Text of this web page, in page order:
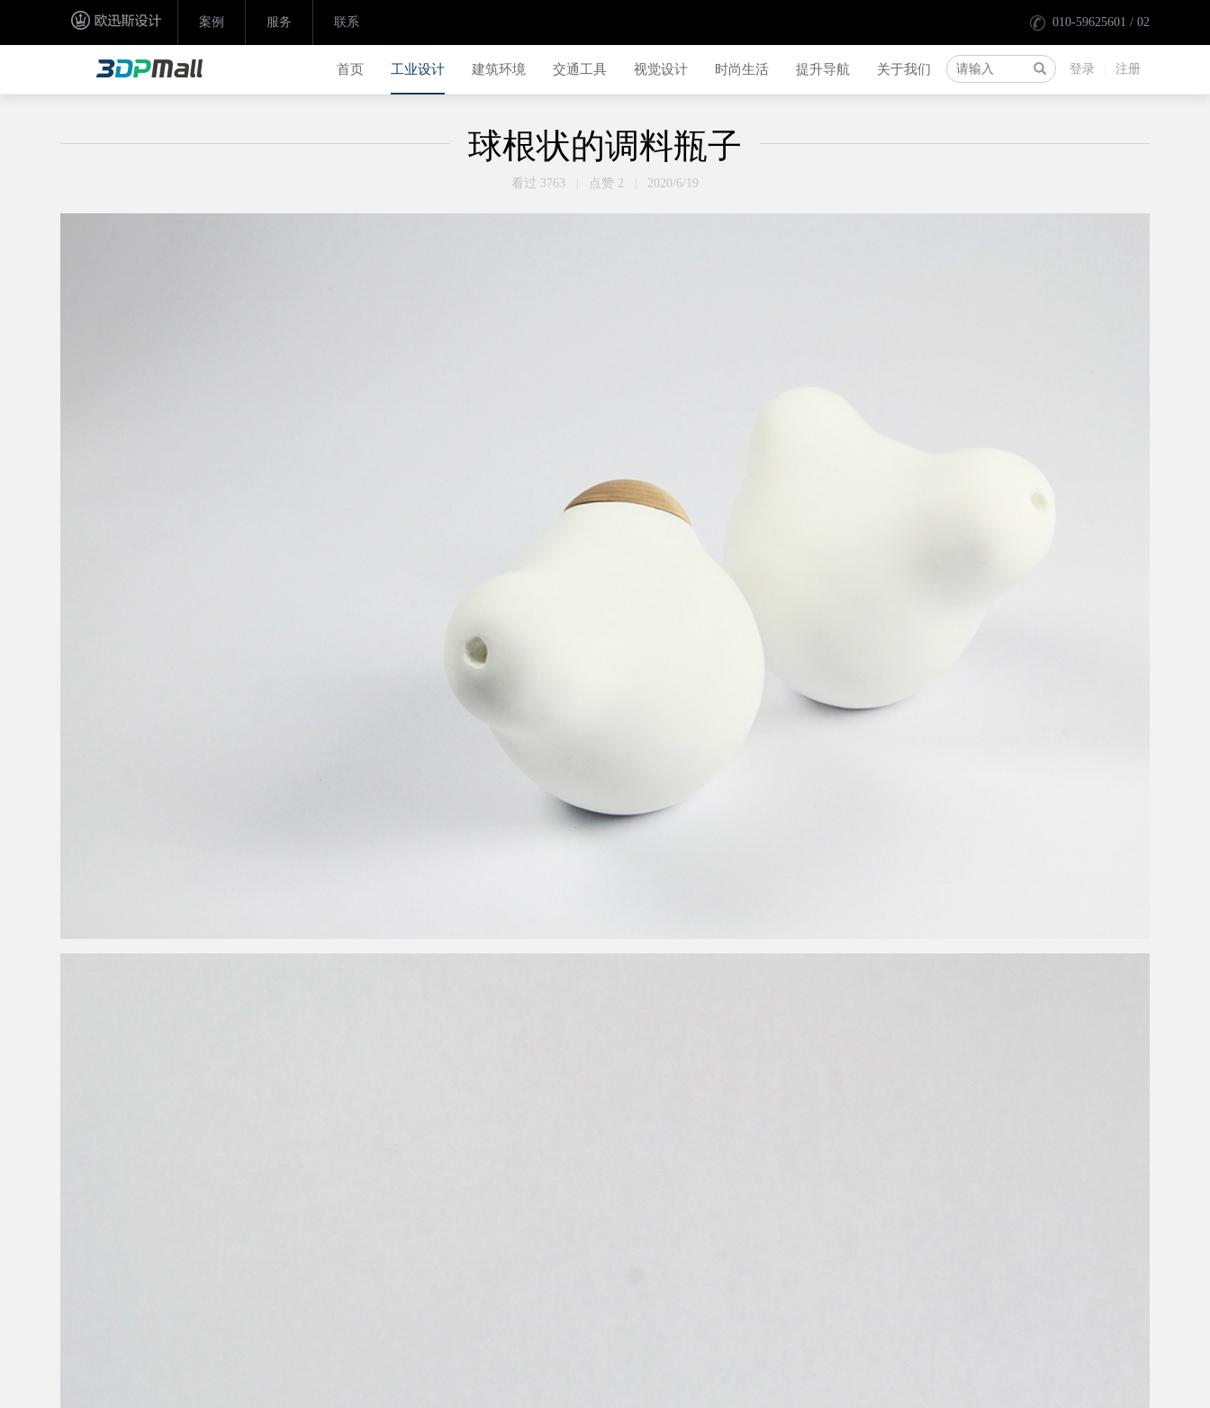
案例 服务 联系 010-59625601 / 02
首页 工业设计 建筑环境 交通工具 视觉设计 时尚生活 提升导航 关于我们 登录 注册
球根状的调料瓶子
看过 3763 点赞 2 2020/6/19